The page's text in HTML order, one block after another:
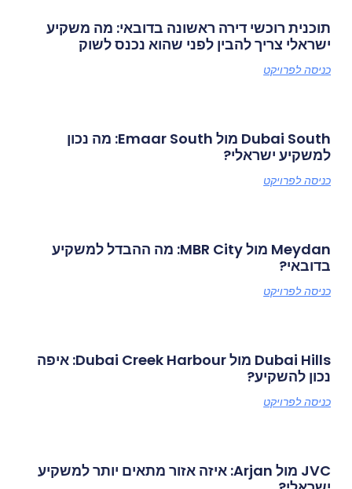
תוכנית רוכשי דירה ראשונה בדובאי: מה משקיע
ישראלי צריך להבין לפני שהוא נכנס לשוק
כניסה לפרויקט
Dubai South מול Emaar South: מה נכון
למשקיע ישראלי?
כניסה לפרויקט
Meydan מול MBR City: מה ההבדל למשקיע
בדובאי?
כניסה לפרויקט
Dubai Hills מול Dubai Creek Harbour: איפה
נכון להשקיע?
כניסה לפרויקט
JVC מול Arjan: איזה אזור מתאים יותר למשקיע